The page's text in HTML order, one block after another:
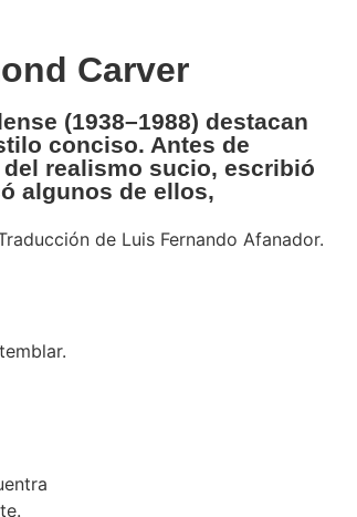
Carver
(1938–1988) destacan
conciso. Antes de
realismo sucio, escribió
algunos de ellos,
de Luis Fernando Afanador.